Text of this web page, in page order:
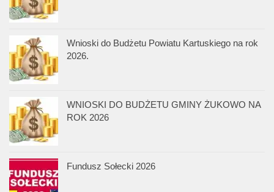
Wnioski do Budżetu Powiatu Kartuskiego na rok
2026.
WNIOSKI DO BUDŻETU GMINY ŻUKOWO NA
ROK 2026
Fundusz Sołecki 2026